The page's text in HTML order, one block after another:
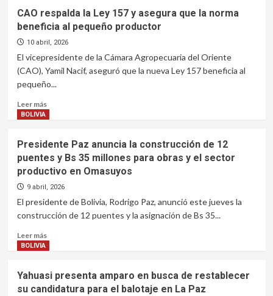
CAO respalda la Ley 157 y asegura que la norma
beneficia al pequeño productor
10 abril, 2026
El vicepresidente de la Cámara Agropecuaria del Oriente
(CAO), Yamil Nacif, aseguró que la nueva Ley 157 beneficia al
pequeño...
Leer másLeer
respalda
la
Ley
157
asegura
que
norma
beneficia
pequeño
productor
BOLIVIA
Presidente Paz anuncia la construcción de 12
puentes y Bs 35 millones para obras y el sector
productivo en Omasuyos
9 abril, 2026
El presidente de Bolivia, Rodrigo Paz, anunció este jueves la
construcción de 12 puentes y la asignación de Bs 35...
Leer másLeer
Paz
anuncia
BOLIVIA
Yahuasi presenta amparo en busca de restablecer
su candidatura para el balotaje en La Paz